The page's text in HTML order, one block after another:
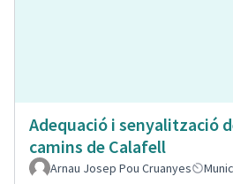
Adequació i senyalització
camins de Calafell
Arnau Josep Pou Cruanyes